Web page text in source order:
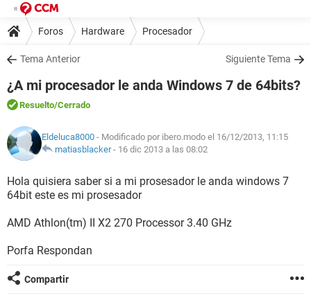
Foros Hardware Procesador
Tema Anterior Siguiente Tema
¿A mi procesador le anda Windows 7 de 64bits?
Resuelto/Cerrado
Eldeluca8000 - Modificado por ibero.modo el 16/12/2013, 11:15
matiasblacker- 16 dic 2013 a las 08:02
Hola quisiera saber si a mi prosesador le anda windows 7
64bit este es mi prosesador
AMD Athlon(tm) II X2 270 Processor 3.40 GHz
Porfa Respondan
Compartir